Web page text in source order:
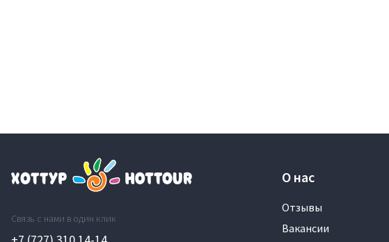
Связь с нами в один клик
О нас
Отзывы
Вакансии